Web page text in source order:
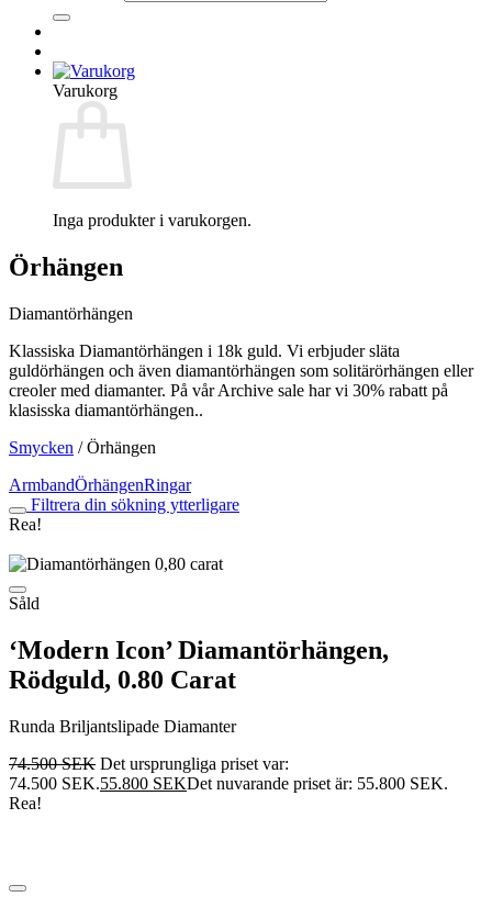
Varukorg
Inga produkter i varukorgen.
Örhängen
Diamantörhängen
Klassiska Diamantörhängen i 18k guld. Vi erbjuder släta
guldörhängen och även diamantörhängen som solitärörhängen eller
creoler med diamanter. På vår Archive sale har vi 30% rabatt på
klasisska diamantörhängen..
Smycken /Örhängen
ArmbandÖrhängenRingar
Filtrera din sökning ytterligare
Rea!
Såld
‘Modern Icon’ Diamantörhängen,
Rödguld, 0.80 Carat
Runda Briljantslipade Diamanter
74.500SEK Det ursprungliga priset var:
74.500 SEK.55.800 SEKDet nuvarande priset är: 55.800 SEK.
Rea!